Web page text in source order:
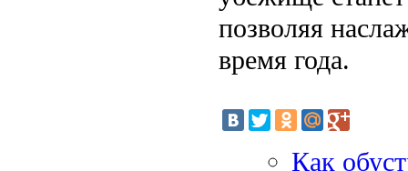
позволяя
время года.
Как